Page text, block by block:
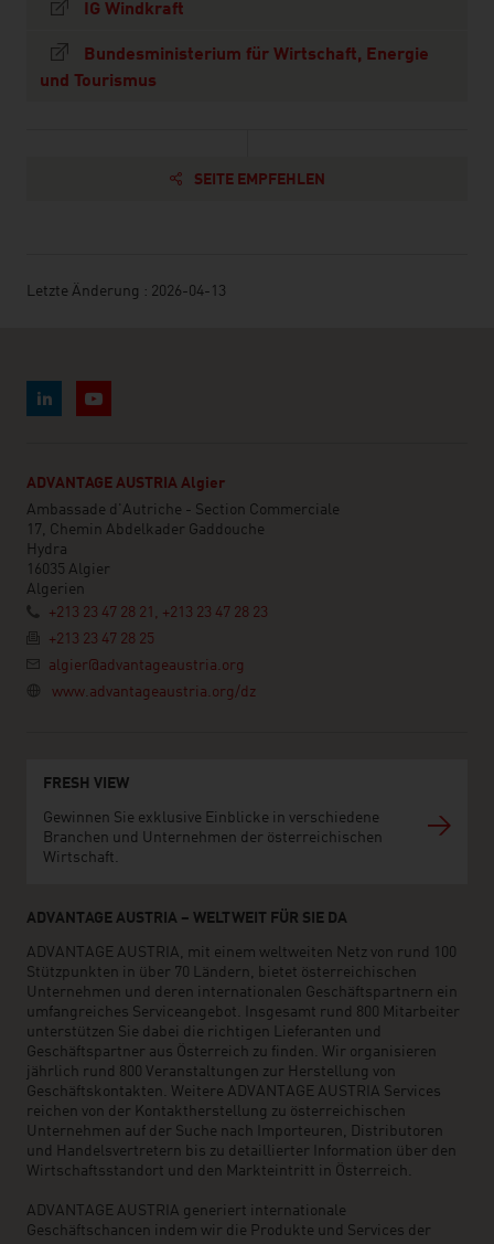
IG Windkraft
Bundesministerium für Wirtschaft, Energie
und Tourismus
SEITE EMPFEHLEN
Letzte Änderung : 2026-04-13
ADVANTAGE AUSTRIA Algier
Ambassade d'Autriche - Section Commerciale
17, Chemin Abdelkader Gaddouche
Hydra
16035 Algier
Algerien
+213 23 47 28 21, +213 23 47 28 23
+213 23 47 28 25
algier@advantageaustria.org
www.advantageaustria.org/dz
FRESH VIEW
Gewinnen Sie exklusive Einblicke in verschiedene
Branchen und Unternehmen der österreichischen
Wirtschaft.
ADVANTAGE AUSTRIA – WELTWEIT FÜR SIE DA
ADVANTAGE AUSTRIA, mit einem weltweiten Netz von rund 100
Stützpunkten in über 70 Ländern, bietet österreichischen
Unternehmen und deren internationalen Geschäftspartnern ein
umfangreiches Serviceangebot. Insgesamt rund 800 Mitarbeiter
unterstützen Sie dabei die richtigen Lieferanten und
Geschäftspartner aus Österreich zu finden. Wir organisieren
jährlich rund 800 Veranstaltungen zur Herstellung von
Geschäftskontakten. Weitere ADVANTAGE AUSTRIA Services
reichen von der Kontaktherstellung zu österreichischen
Unternehmen auf der Suche nach Importeuren, Distributoren
und Handelsvertretern bis zu detaillierter Information über den
Wirtschaftsstandort und den Markteintritt in Österreich.
ADVANTAGE AUSTRIA generiert internationale
Geschäftschancen indem wir die Produkte und Services der